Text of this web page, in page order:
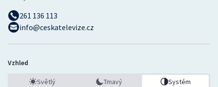
261 136 113
info@ceskatelevize.cz
Vzhled
Světlý Tmavý Systém